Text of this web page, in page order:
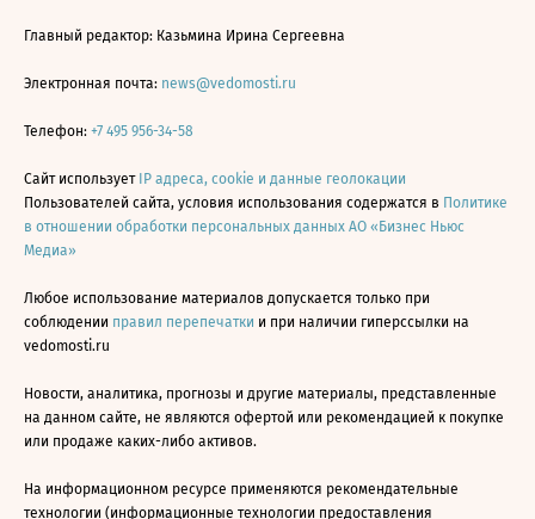
Главный редактор: Казьмина Ирина Сергеевна
Электронная почта: news@vedomosti.ru
Телефон: +7 495 956-34-58
Сайт использует IP адреса, cookie и данные геолокации
Пользователей сайта, условия использования содержатся в Политике
в отношении обработки персональных данных АО «Бизнес Ньюс
Медиа»
Любое использование материалов допускается только при
соблюдении правил перепечатки и при наличии гиперссылки на
vedomosti.ru
Новости, аналитика, прогнозы и другие материалы, представленные
на данном сайте, не являются офертой или рекомендацией к покупке
или продаже каких-либо активов.
На информационном ресурсе применяются рекомендательные
технологии (информационные технологии предоставления